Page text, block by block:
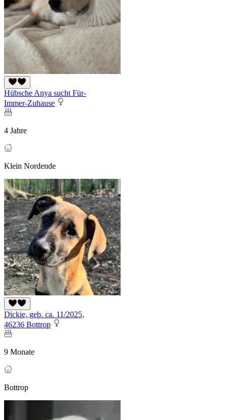
Hübsche Anya sucht Für-
Immer-Zuhause
4 Jahre
Klein Nordende
Dickie, geb. ca. 11/2025,
46236 Bottrop
9 Monate
Bottrop